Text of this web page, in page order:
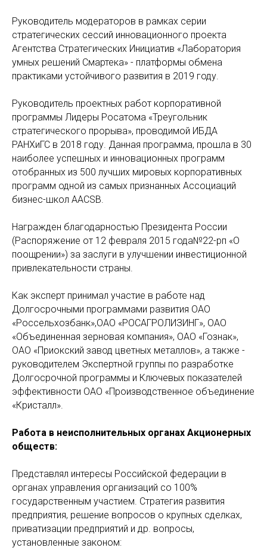
Руководитель модераторов в рамках серии
стратегических сессий инновационного проекта
Агентства Стратегических Инициатив «Лаборатория
умных решений Смартека» - платформы обмена
практиками устойчивого развития в 2019 году.
Руководитель проектных работ корпоративной
программы Лидеры Росатома «Треугольник
стратегического прорыва», проводимой ИБДА
РАНХиГС в 2018 году. Данная программа, прошла в 30
наиболее успешных и инновационных программ
отобранных из 500 лучших мировых корпоративных
программ одной из самых признанных Ассоциаций
бизнес-школ AACSB.
Награжден благодарностью Президента России
(Распоряжение от 12 февраля 2015 года№22-рп «О
поощрении») за заслуги в улучшении инвестиционной
привлекательности страны.
Как эксперт принимал участие в работе над
Долгосрочными программами развития ОАО
«Россельхозбанк»,ОАО «РОСАГРОЛИЗИНГ», ОАО
«Объединенная зерновая компания», ОАО «Гознак»,
ОАО «Приокский завод цветных металлов», а также -
руководителем Экспертной группы по разработке
Долгосрочной программы и Ключевых показателей
эффективности ОАО «Производственное объединение
«Кристалл».
Работа в неисполнительных органах Акционерных
обществ:
Представлял интересы Российской федерации в
органах управления организаций со 100%
государственным участием. Стратегия развития
предприятия, решение вопросов о крупных сделках,
приватизации предприятий и др. вопросы,
установленные законом: